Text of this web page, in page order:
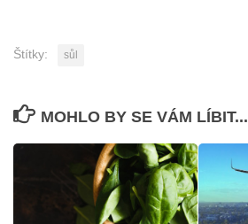
Štítky: sůl
MOHLO BY SE VÁM LÍBIT...